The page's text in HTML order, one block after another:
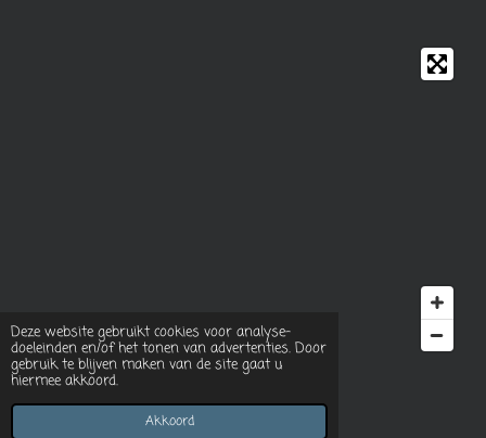
Deze website gebruikt cookies voor analyse-
doeleinden en/of het tonen van advertenties. Door
gebruik te blijven maken van de site gaat u
hiermee akkoord.
Akkoord